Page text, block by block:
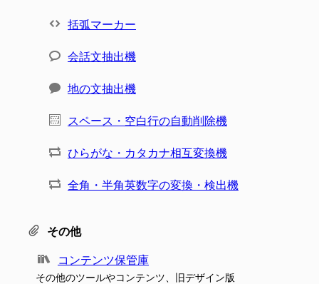
括弧マーカー
会話文抽出機
地の文抽出機
スペース・空白行の自動削除機
ひらがな・カタカナ相互変換機
全角・半角英数字の変換・検出機
その他
コンテンツ保管庫
その他のツールやコンテンツ、旧デザイン版